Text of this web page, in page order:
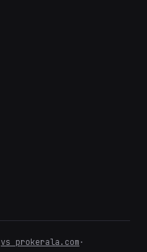
vs prokerala.com ·